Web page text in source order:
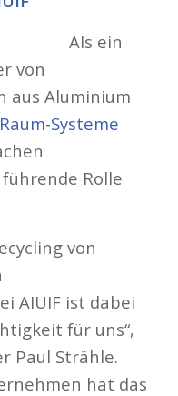
Als ein
von
aus Aluminium
Systeme
Rolle
von
AIUIF ist dabei
für uns“,
Paul Strähle.
hat das